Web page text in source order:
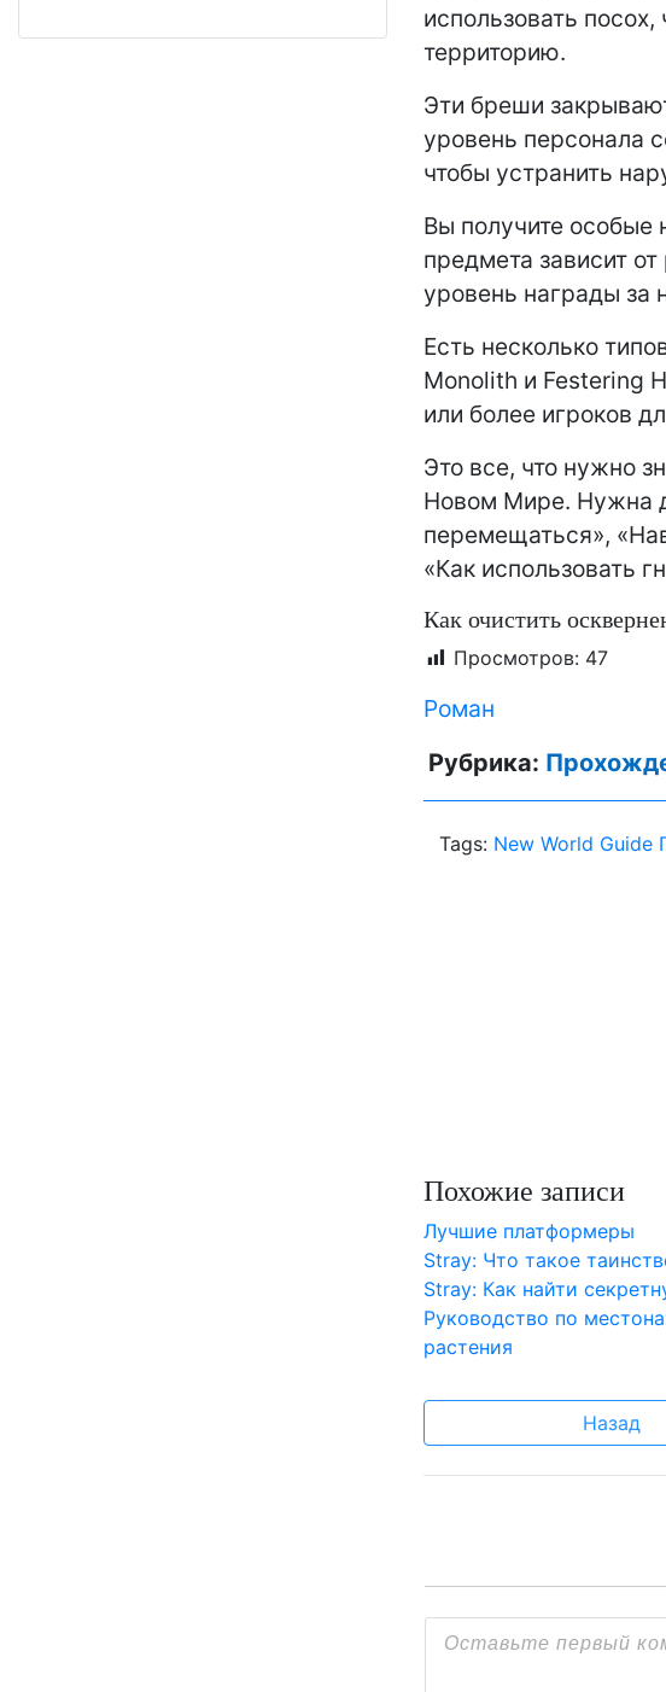
использовать
территорию.
Эти бреши
уровень персонала
чтобы устранить
Вы получите особые
предмета зависит
уровень награды за
Есть несколько
Monolith и Festering
или более игроков
Это все, что нужно
Новом Мире. Нужна
перемещаться»,
«Как использовать
Как очистить
Просмотров: 47
Роман
Рубрика:
Tags: New World Guide
Похожие записи
Лучшие платформеры
Stray: Что такое
Stray: Как найти
Руководство по
растения
Назад